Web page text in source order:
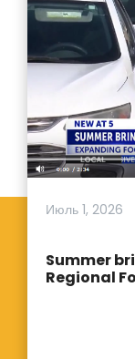
Июль 1, 2026
Summer
Regional